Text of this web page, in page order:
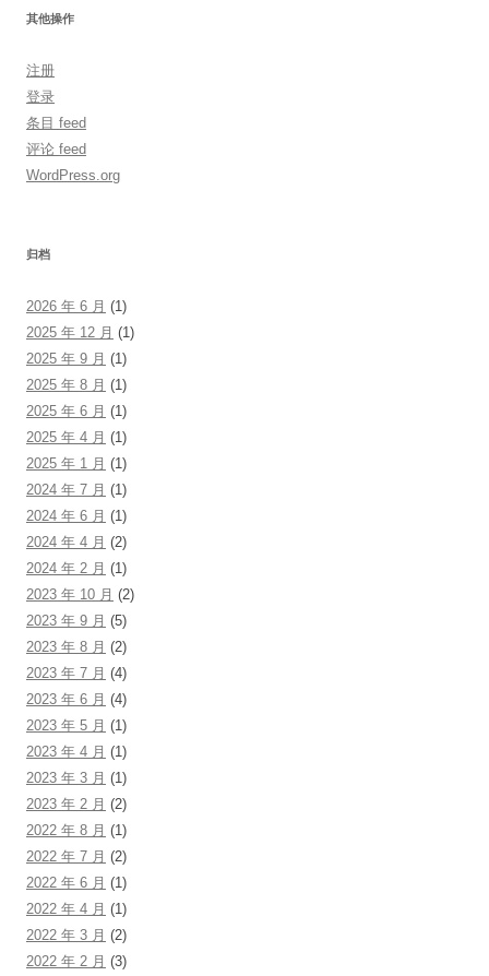
其他操作
注册
登录
条目 feed
评论 feed
WordPress.org
归档
2026 年 6 月 (1)
2025 年 12 月 (1)
2025 年 9 月 (1)
2025 年 8 月 (1)
2025 年 6 月 (1)
2025 年 4 月 (1)
2025 年 1 月 (1)
2024 年 7 月 (1)
2024 年 6 月 (1)
2024 年 4 月 (2)
2024 年 2 月 (1)
2023 年 10 月 (2)
2023 年 9 月 (5)
2023 年 8 月 (2)
2023 年 7 月 (4)
2023 年 6 月 (4)
2023 年 5 月 (1)
2023 年 4 月 (1)
2023 年 3 月 (1)
2023 年 2 月 (2)
2022 年 8 月 (1)
2022 年 7 月 (2)
2022 年 6 月 (1)
2022 年 4 月 (1)
2022 年 3 月 (2)
2022 年 2 月 (3)